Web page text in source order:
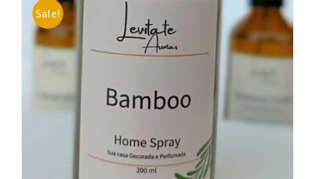
EVERCOMPARE
Sale!